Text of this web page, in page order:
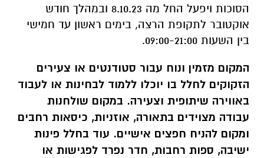
הסוכות ויפעל החל מה 8.10.23 ובמהלך חודש
אוקטובר לתקופת הרצה, בימים ראשון עד חמישי
בין השעות 09:00-21:00.
המקום מזמין ונוח עבור סטודנטים או צעירים
הזקוקים לחלל בו יוכלו ללמוד לבחינות או לעבוד
באווירה שיתופית וצעירה. במקום שולחנות
עבודה מצוידים בתאורה, אוזניות, כיסאות רחבים
ומקום להניח חפצים אישיים. עוד בחלל פינות
ישיבה, ספות רחבות, חדר נפרד לפגישות או